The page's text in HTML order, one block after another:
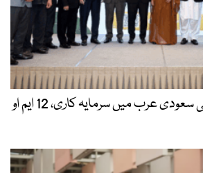
پاکستانی کمپنیوں کی سعودی عرب میں سرمایہ کاری، 12 ایم او